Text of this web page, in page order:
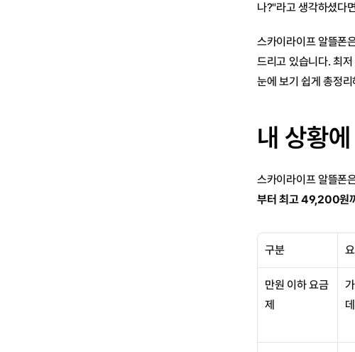
나?"라고 생각하셨다
스카이라이프 알뜰폰
드리고 있습니다. 최
눈에 보기 쉽게 총정
내 상황
스카이라이프 알뜰폰
부터 최고 49,200원
구분
만원 이하 요금
제